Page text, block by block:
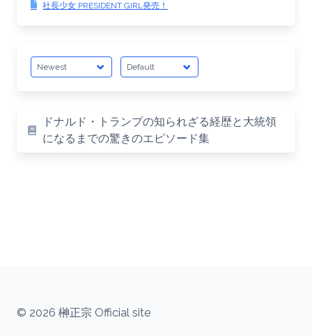
社長少女 PRESIDENT GIRL発売！
ドナルド・トランプの知られざる経歴と大統領
になるまでの驚きのエピソード集
© 2026 榊正宗 Official site